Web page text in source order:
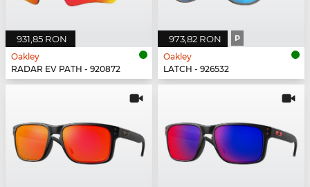
931,85 RON
Oakley
RADAR EV PATH - 920872
973,82 RON P
Oakley
LATCH - 926532